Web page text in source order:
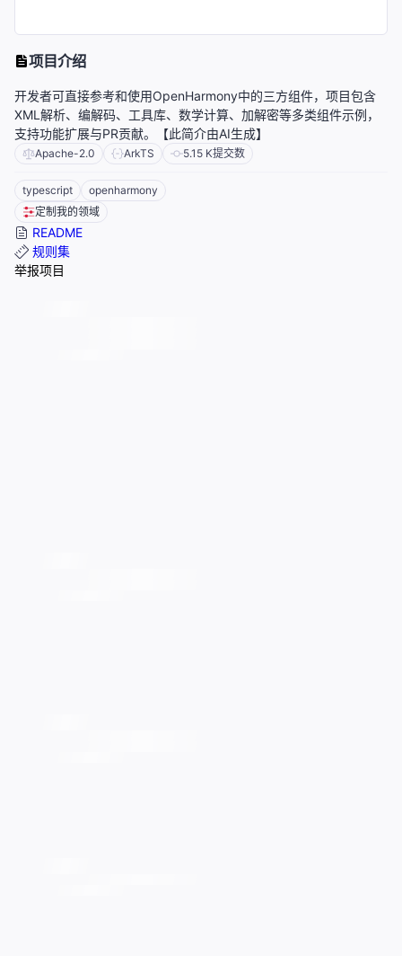
项目介绍
开发者可直接参考和使用OpenHarmony中的三方组件，项目包含
XML解析、编解码、工具库、数学计算、加解密等多类组件示例，
支持功能扩展与PR贡献。【此简介由AI生成】
Apache-2.0 ArkTS 5.15 K提交数
typescript
openharmony
定制我的领域
README
规则集
举报项目